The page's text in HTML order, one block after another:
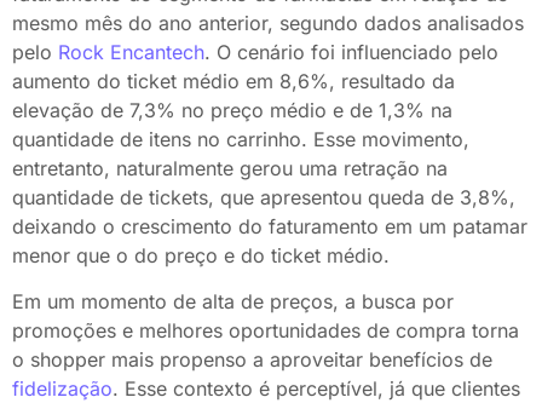
mesmo mês do ano anterior, segundo dados analisados
pelo Rock Encantech. O cenário foi influenciado pelo
aumento do ticket médio em 8,6%, resultado da
elevação de 7,3% no preço médio e de 1,3% na
quantidade de itens no carrinho. Esse movimento,
entretanto, naturalmente gerou uma retração na
quantidade de tickets, que apresentou queda de 3,8%,
deixando o crescimento do faturamento em um patamar
menor que o do preço e do ticket médio.
Em um momento de alta de preços, a busca por
promoções e melhores oportunidades de compra torna
o shopper mais propenso a aproveitar benefícios de
fidelização. Esse contexto é perceptível, já que clientes